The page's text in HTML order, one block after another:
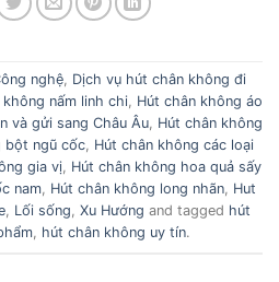
nghệ, Dịch vụ hút chân không đi
nấm linh chi, Hút chân không áo
và gửi sang Châu Âu, Hút chân không
bột ngũ cốc, Hút chân không các loại
gia vị, Hút chân không hoa quả sấy
nam, Hút chân không long nhãn, Hut
, Lối sống, Xu Hướng and tagged hút
, hút chân không uy tín.